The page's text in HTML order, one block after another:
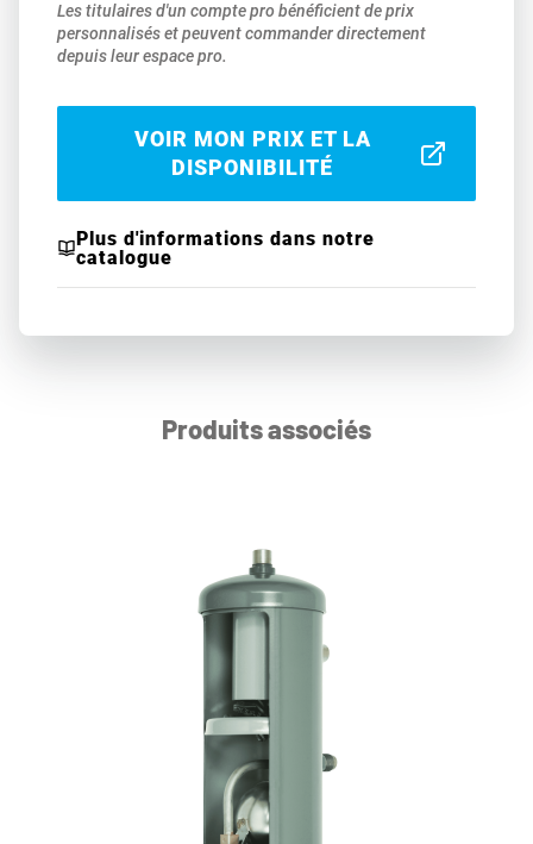
Les titulaires d'un compte pro bénéficient de prix
personnalisés et peuvent commander directement
depuis leur espace pro.
VOIR MON PRIX ET LA
DISPONIBILITÉ
Plus d'informations dans notre
catalogue
Produits associés